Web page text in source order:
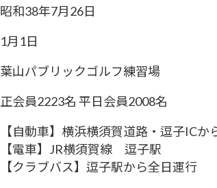
昭和38年7月26日
1月1日
葉山パブリックゴルフ練習場
正会員2223名 平日会員2008名
【自動車】横浜横須賀道路・逗子ICか
【電車】JR横須賀線 逗子駅
【クラブバス】逗子駅から全日運行